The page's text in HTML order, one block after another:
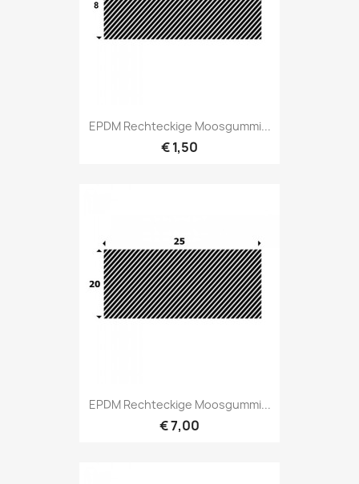
EPDM Rechteckige Moosgummi...
€ 1,50
EPDM Rechteckige Moosgummi...
€ 7,00